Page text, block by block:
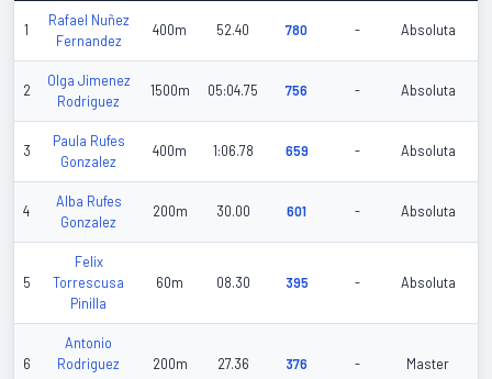
1
Rafael Nuñez
Fernandez
400m 52.40 780 - Absoluta
2
Olga Jimenez
Rodriguez
1500m 05:04.75 756 - Absoluta
3
Paula Rufes
Gonzalez
400m 1:06.78 659 - Absoluta
4
Alba Rufes
Gonzalez
200m 30.00 601 - Absoluta
5
Felix
Torrescusa
Pinilla
60m 08.30 395 - Absoluta
6
Antonio
Rodriguez
200m 27.36 376 - Master